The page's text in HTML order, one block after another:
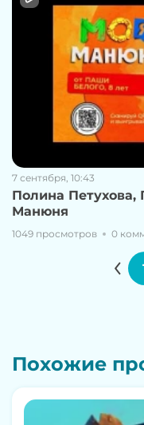
7 сентября, 10:43
Полина
Манюня
1049 просмотров 0
Похожие